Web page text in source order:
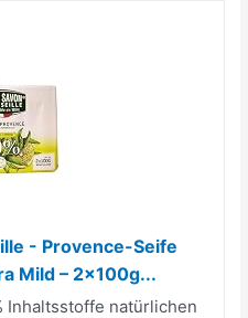
- Provence-Seife
Mild – 2x100g...
Inhaltsstoffe natürlichen